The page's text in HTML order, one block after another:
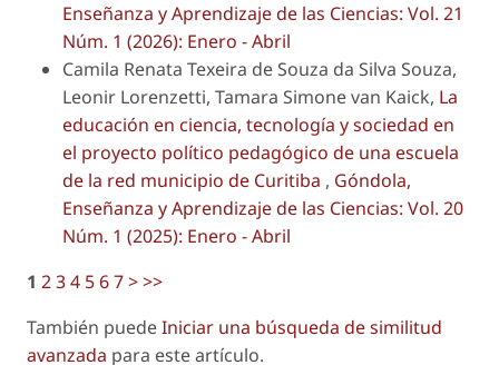
Enseñanza y Aprendizaje de las Ciencias: Vol. 21
Núm. 1 (2026): Enero - Abril
Camila Renata Texeira de Souza da Silva Souza,
Leonir Lorenzetti, Tamara Simone van Kaick, La
educación en ciencia, tecnología y sociedad en
el proyecto político pedagógico de una escuela
de la red municipio de Curitiba , Góndola,
Enseñanza y Aprendizaje de las Ciencias: Vol. 20
Núm. 1 (2025): Enero - Abril
1 234 567>>>
También puedeIniciar una búsqueda de similitud
avanzada para este artículo.